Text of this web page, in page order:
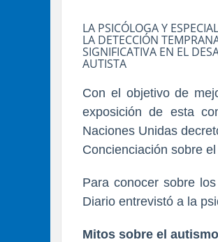
LA PSICÓLOGA Y
LA DETECCIÓN
SIGNIFICATIVA EN EL
AUTISTA
Con el objetivo de
exposición de esta
Naciones Unidas
Concienciación sobre
Para conocer sobre
Diario entrevistó a la
Mitos sobre el autismo